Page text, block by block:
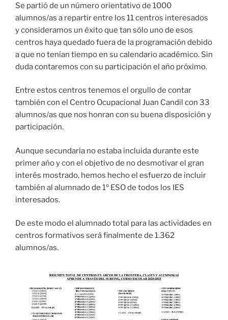
Se partió de un número orientativo de 1000
alumnos/as a repartir entre los 11 centros interesados
y consideramos un éxito que tan sólo uno de esos
centros haya quedado fuera de la programación debido
a que no tenían tiempo en su calendario académico. Sin
duda contaremos con su participación el año próximo.
Entre estos centros tenemos el orgullo de contar
también con el Centro Ocupacional Juan Candil con 33
alumnos/as que nos honran con su buena disposición y
participación.
Aunque secundaria no estaba incluida durante este
primer año y con el objetivo de no desmotivar el gran
interés mostrado, hemos hecho el esfuerzo de incluir
también al alumnado de 1º ESO de todos los IES
interesados.
De este modo el alumnado total para las actividades en
centros formativos será finalmente de 1.362
alumnos/as.